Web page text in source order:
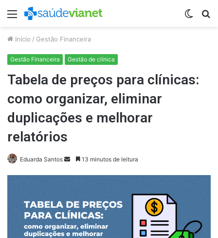
Menu
Switch
Início / Gestão Financeira
Gestão Financeira Gestão de clínica
Tabela de preços para clínicas:
como organizar, eliminar
duplicações e melhorar
relatórios
Eduarda Santos
Mande13 minutos de leitura